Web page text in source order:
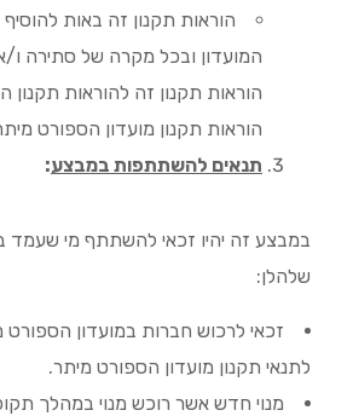
הוראות תקנון זה באות
המועדון ובכל מקרה של סתירה ו/
הוראות תקנון זה להוראות תקנון
הוראות תקנון מועדון הספורט
תנאים להשתתפות במבצע:
במבצע זה יהיו זכאי להשתתף מי שעמד
שלהלן:
זכאי לרכוש חברות במועדון
לתנאי תקנון מועדון הספורט מיתר.
מנוי חדש אשר רוכש מנוי במהלך